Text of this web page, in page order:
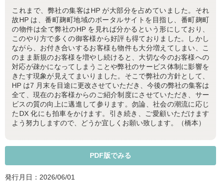
これまで、弊社の集客はHP が大部分を占めていました。それ
故HP は、番町麹町地域のポータルサイトを目指し、番町麹町
の物件は全て弊社のHP を見れば分かるという形にしており、
このやり方で多くの御客様から好評も得ておりました。しかし
ながら、お付き合いするお客様も物件も大分増えてしまい、こ
のまま新規のお客様を増やし続けると、大切な今のお客様への
対応が疎かになってしまうことや弊社のサービス体制に影響を
きたす現象が見えてまいりました。そこで弊社の方針として、
HP は7 月末を目途に更改させていただき、今後の弊社の集客は
全て、現在のお客様からのご紹介制度にさせていただき、サー
ビスの質の向上に邁進して参ります。勿論、社会の潮流に応じ
たDX 化にも拍車をかけます。引き続き、ご愛顧いただけます
よう努力しますので、どうか宜しくお願い致します。（橋本）
PDF版でみる
発行月日：2026/06/01